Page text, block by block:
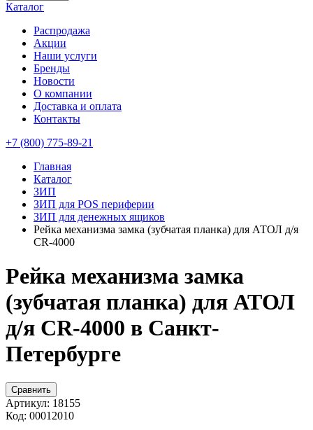
Каталог
Распродажа
Акции
Наши услуги
Бренды
Новости
О компании
Доставка и оплата
Контакты
+7 (800) 775-89-21
Главная
Каталог
ЗИП
ЗИП для POS периферии
ЗИП для денежных ящиков
Рейка механизма замка (зубчатая планка) для АТОЛ д/я
CR-4000
Рейка механизма замка
(зубчатая планка) для АТОЛ
д/я CR-4000 в Санкт-
Петербурге
Сравнить
Артикул: 18155
Код: 00012010